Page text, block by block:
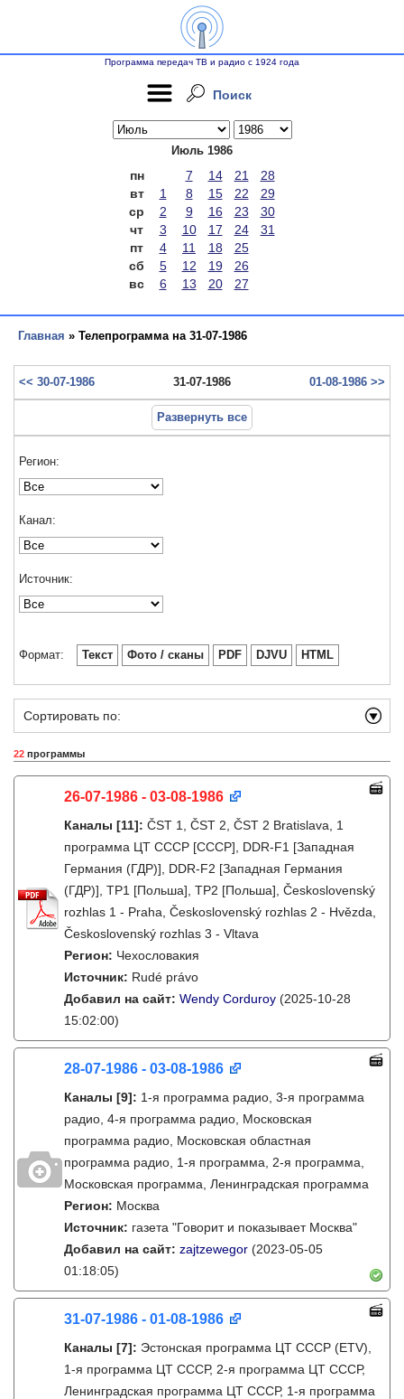
Программа передач ТВ и радио с 1924 года
Поиск
Июль 1986
пн 7 14 21
28
вт
1 8 15 22
29
ср
2 9 16 23
30
чт
3 10 17 24
31
пт
4 11 18
25
сб
5 12 19
26
вс
6 13 20 27
Главная » Телепрограмма на 31-07-1986
<< 30-07-1986 31-07-1986 01-08-1986 >>
Развернуть все
Регион:
Канал:
Источник:
Формат: Текст Фото / сканы PDF DJVU HTML
Сортировать по:
22 программы
26-07-1986 - 03-08-1986
Каналы [11]: ČST 1, ČST 2, ČST 2 Bratislava, 1
программа ЦТ СССР [СССР], DDR-F1 [Западная
Германия (ГДР)], DDR-F2 [Западная Германия
(ГДР)], TP1 [Польша], TP2 [Польша], Československý
rozhlas 1 - Praha, Československý rozhlas 2 - Hvězda,
Československý rozhlas 3 - Vltava
Регион: Чехословакия
Источник: Rudé právo
Добавил на сайт: Wendy Corduroy (2025-10-28
15:02:00)
28-07-1986 - 03-08-1986
Каналы [9]: 1-я программа радио, 3-я программа
радио, 4-я программа радио, Московская
программа радио, Московская областная
программа радио, 1-я программа, 2-я программа,
Московская программа, Ленинградская программа
Регион: Москва
Источник: газета "Говорит и показывает Москва"
Добавил на сайт: zajtzewegor (2023-05-05
01:18:05)
31-07-1986 - 01-08-1986
Каналы [7]: Эстонская программа ЦТ СССР (ETV),
1-я программа ЦТ СССР, 2-я программа ЦТ СССР,
Ленинградская программа ЦТ СССР, 1-я программа